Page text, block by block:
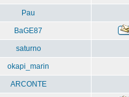
Pau
BaGE87
saturno
okapi_marin
ARCONTE